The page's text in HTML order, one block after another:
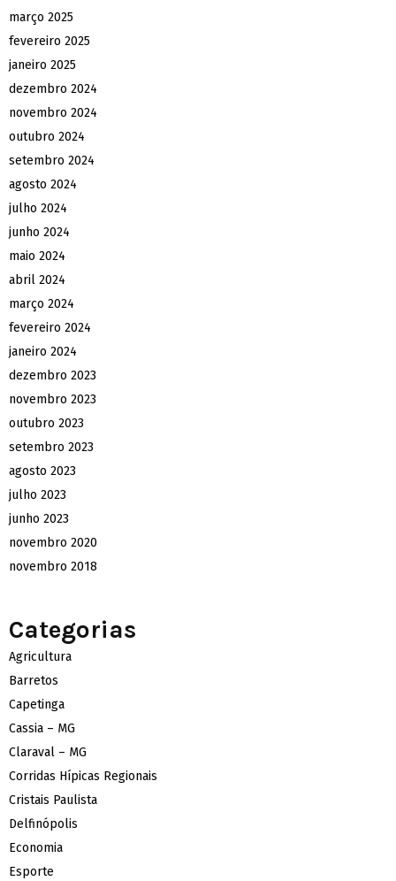
março 2025
fevereiro 2025
janeiro 2025
dezembro 2024
novembro 2024
outubro 2024
setembro 2024
agosto 2024
julho 2024
junho 2024
maio 2024
abril 2024
março 2024
fevereiro 2024
janeiro 2024
dezembro 2023
novembro 2023
outubro 2023
setembro 2023
agosto 2023
julho 2023
junho 2023
novembro 2020
novembro 2018
Categorias
Agricultura
Barretos
Capetinga
Cassia – MG
Claraval – MG
Corridas Hípicas Regionais
Cristais Paulista
Delfinópolis
Economia
Esporte